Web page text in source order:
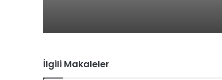
İlgili Makaleler